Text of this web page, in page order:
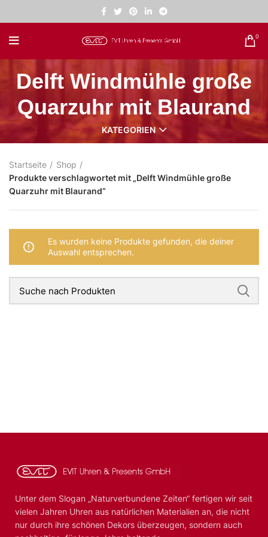
0
Delft Windmühle große
Quarzuhr mit Blaurand
KATEGORIEN
Startseite
Shop
Produkte verschlagwortet mit „Delft Windmühle große
Quarzuhr mit Blaurand“
Es wurden keine Produkte gefunden, die deiner
Auswahl entsprechen.
Unter dem Slogan „Naturverbundene Zeiten“ fertigen wir seit
vielen Jahren Uhren aus natürlichen Materialien an, die nicht
nur durch ihre schönen Dekors überzeugen, sondern auch